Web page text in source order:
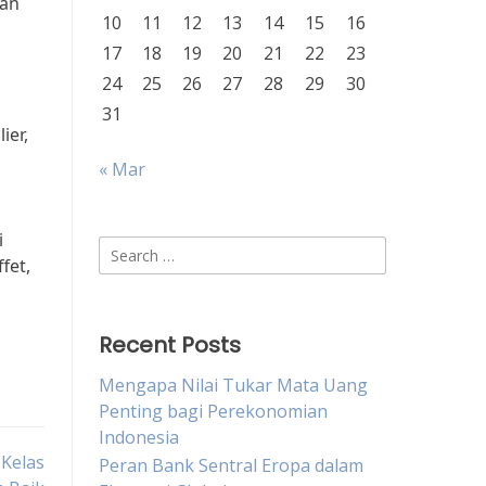
10
11 12 13 14 15
16
17
18 19 20 21 22
23
24
25 26 27 28 29
30
31
« Mar
Search
for:
Recent Posts
Mengapa Nilai Tukar Mata Uang
Penting bagi Perekonomian
Indonesia
Peran Bank Sentral Eropa dalam